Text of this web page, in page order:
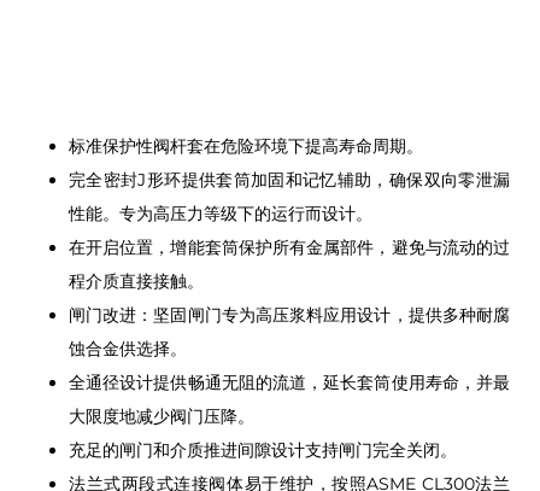
标准保护性阀杆套在危险环境下提高寿命周期。
完全密封J形环提供套筒加固和记忆辅助，确保双向零泄漏
性能。专为高压力等级下的运行而设计。
在开启位置，增能套筒保护所有金属部件，避免与流动的过
程介质直接接触。
闸门改进：坚固闸门专为高压浆料应用设计，提供多种耐腐
蚀合金供选择。
全通径设计提供畅通无阻的流道，延长套筒使用寿命，并最
大限度地减少阀门压降。
充足的闸门和介质推进间隙设计支持闸门完全关闭。
法兰式两段式连接阀体易于维护，按照ASME CL300法兰